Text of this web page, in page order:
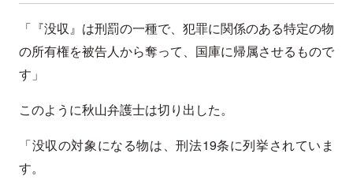
「『没収』は刑罰の一種で、犯罪に関係のある特定の物
の所有権を被告人から奪って、国庫に帰属させるもので
す」
このように秋山弁護士は切り出した。
「没収の対象になる物は、刑法19条に列挙されていま
す。